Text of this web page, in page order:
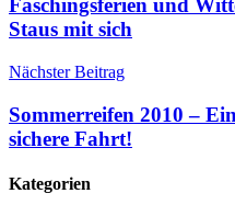
Faschingsferien und
Staus mit sich
Nächster Beitrag
Sommerreifen 2010 –
sichere Fahrt!
Kategorien